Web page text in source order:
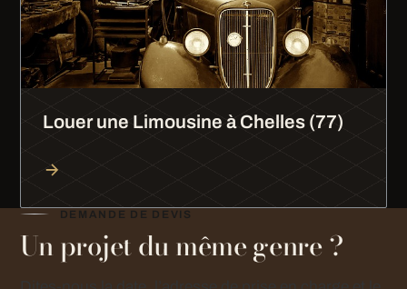
Louer une Limousine à Chelles (77)
DEMANDE DE DEVIS
Un projet du même genre ?